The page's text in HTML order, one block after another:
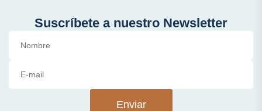
Suscríbete a nuestro Newsletter
Enviar